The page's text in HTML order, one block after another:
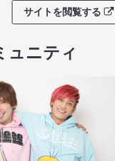
サイトを閲覧する
ュニティ